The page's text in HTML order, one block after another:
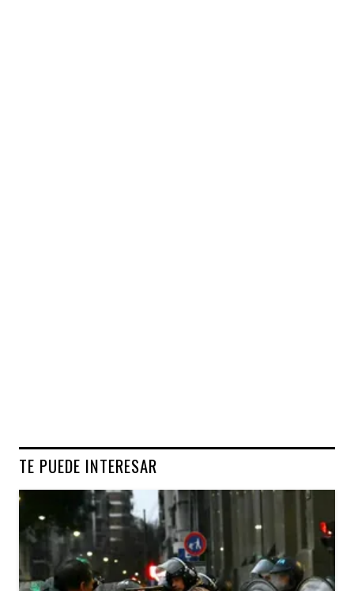
TE PUEDE INTERESAR